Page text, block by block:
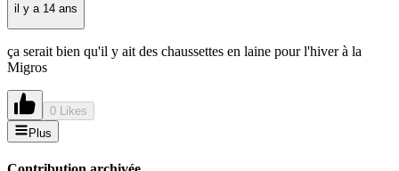
il y a 14 ans
ça serait bien qu'il y ait des chaussettes en laine pour l'hiver à la
Migros
0 Likes
Plus